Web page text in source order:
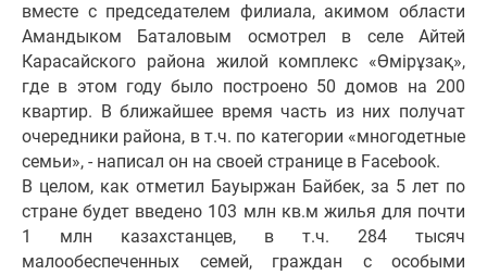
вместе с председателем филиала, акимом области
Амандыком Баталовым осмотрел в селе Айтей
Карасайского района жилой комплекс «Өмірұзақ»,
где в этом году было построено 50 домов на 200
квартир. В ближайшее время часть из них получат
очередники района, в т.ч. по категории «многодетные
семьи», - написал он на своей странице в Facebook.
В целом, как отметил Бауыржан Байбек, за 5 лет по
стране будет введено 103 млн кв.м жилья для почти
1 млн казахстанцев, в т.ч. 284 тысяч
малообеспеченных семей, граждан с особыми